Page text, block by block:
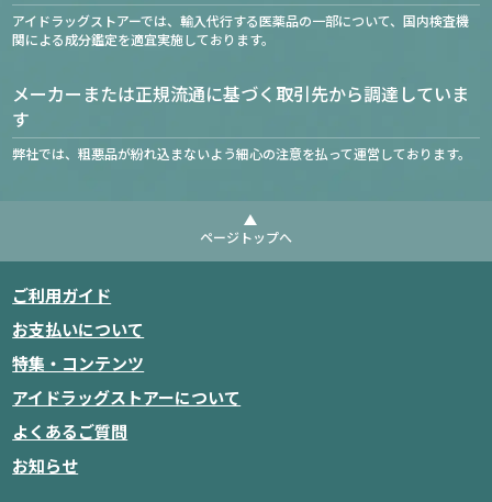
アイドラッグストアーでは、輸入代行する医薬品の一部について、国内検査機
関による成分鑑定を適宜実施しております。
メーカーまたは正規流通に基づく取引先から調達していま
す
弊社では、粗悪品が紛れ込まないよう細心の注意を払って運営しております。
ページトップへ
ご利用ガイド
お支払いについて
特集・コンテンツ
アイドラッグストアーについて
よくあるご質問
お知らせ